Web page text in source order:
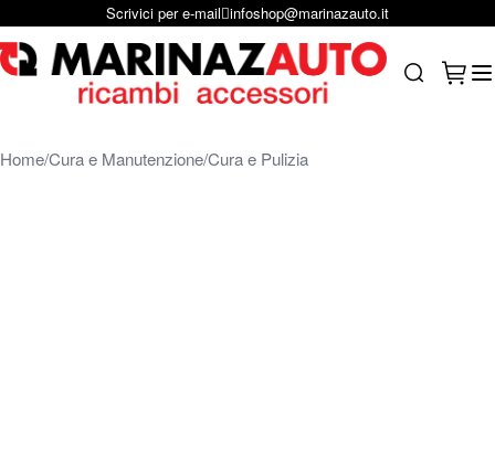
Salta al contenutoScrivici su Whastapp +39 331 1804865
HomeCura e ManutenzioneCura e Pulizia